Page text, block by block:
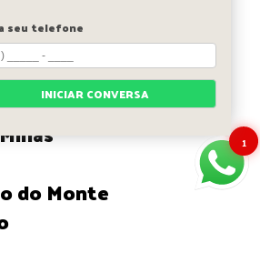
Alagoas
do Monte
1
seu telefone
INICIAR CONVERSA